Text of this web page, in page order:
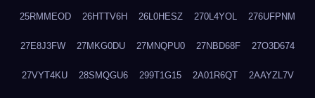
25RMMEOD 26HTTV6H 26L0HESZ 270L4YOL 276UFPNM
27E8J3FW 27MKG0DU 27MNQPU0 27NBD68F 27O3D674
27VYT4KU 28SMQGU6 299T1G15 2A01R6QT 2AAYZL7V